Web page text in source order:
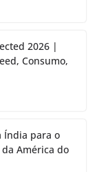
2026 |
Consumo,
Índia para o
América do